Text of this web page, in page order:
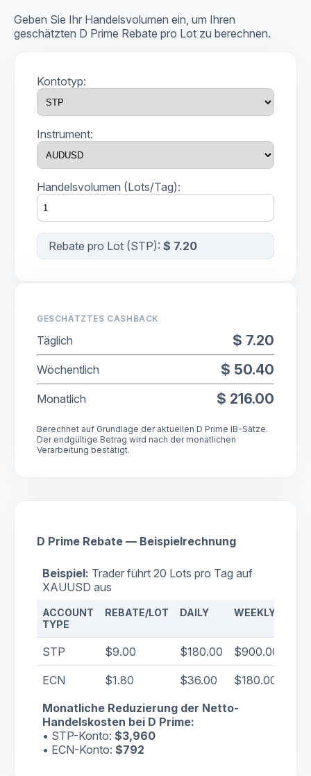
Geben Sie Ihr Handelsvolumen ein, um Ihren
geschätzten D Prime Rebate pro Lot zu berechnen.
Kontotyp:
Instrument:
Handelsvolumen (Lots/Tag):
Rebate pro Lot (STP): $ 7.20
GESCHÄTZTES CASHBACK
Täglich $ 7.20
Wöchentlich $ 50.40
Monatlich $ 216.00
Berechnet auf Grundlage der aktuellen D Prime IB-Sätze.
Der endgültige Betrag wird nach der monatlichen
Verarbeitung bestätigt.
D Prime Rebate — Beispielrechnung
Beispiel: Trader führt 20 Lots pro Tag auf
XAUUSD aus
ACCOUNT
TYPE
REBATE/LOT DAILY WEEKLY
STP $9.00 $180.00 $900.00
ECN $1.80 $36.00 $180.00
Monatliche Reduzierung der Netto-
Handelskosten bei D Prime:
• STP-Konto: $3,960
• ECN-Konto: $792